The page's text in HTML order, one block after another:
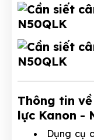
Thông tin
lực Kanon -
Dụng cụ